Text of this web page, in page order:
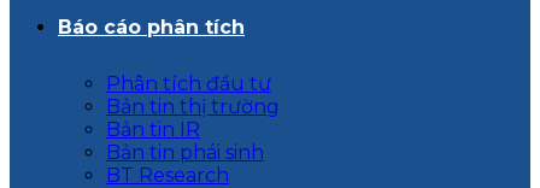
Báo cáo phân tích
Phân tích đầu tư
Bản tin thị trường
Bản tin IR
Bản tin phái sinh
BT Research